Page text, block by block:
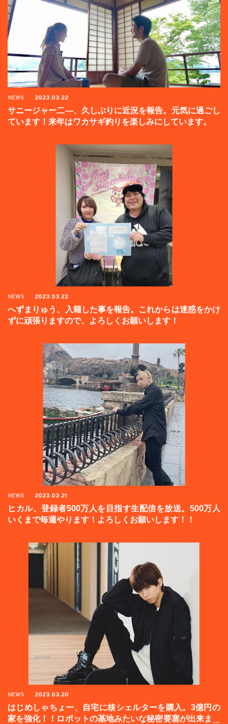
NEWS 2023.03.22
サニージャー二―、久しぶりに近況を報告。元気に過ごし
ています！来年はワカサギ釣りを楽しみにしています。
NEWS 2023.03.22
へずまりゅう、入籍した事を報告。これからは迷惑をかけ
ずに頑張りますので、よろしくお願いします！
NEWS 2023.03.21
ヒカル、登録者500万人を目指す生配信を放送。500万人
いくまで毎週やります！よろしくお願いします！！
NEWS 2023.03.20
はじめしゃちょー、自宅に核シェルターを購入。3億円の
家を強化！！ロボットの基地みたいな秘密要塞が出来まし